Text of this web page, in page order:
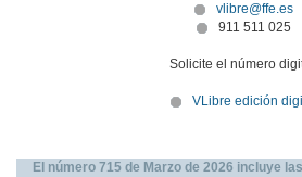
vlibre@ffe.es
911 511 025
Solicite el número
VLibre edición
El número 715 de Marzo de 2026 incluye